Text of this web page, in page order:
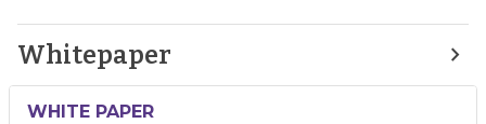
Whitepaper
WHITE PAPER